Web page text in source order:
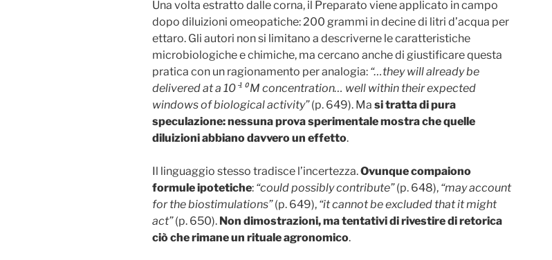
Una volta estratto dalle corna, il Preparato viene applicato in campo
dopo diluizioni omeopatiche: 200 grammi in decine di litri d’acqua per
ettaro. Gli autori non si limitano a descriverne le caratteristiche
microbiologiche e chimiche, ma cercano anche di giustificare questa
pratica con un ragionamento per analogia: “…they will already be
delivered at a 10⁻¹⁰ M concentration… well within their expected
windows of biological activity”(p. 649). Ma si tratta di pura
speculazione: nessuna prova sperimentale mostra che quelle
diluizioni abbiano davvero un effetto.
Il linguaggio stesso tradisce l’incertezza.Ovunque compaiono
formule ipotetiche: “could possibly contribute”(p. 648), “may account
for the biostimulations”(p. 649), “it cannot be excluded that it might
act”(p. 650). Non dimostrazioni, ma tentativi di rivestire di retorica
ciò che rimane un rituale agronomico.